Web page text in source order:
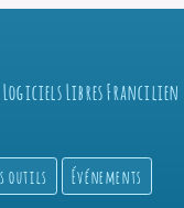
Logiciels Libres Francilien
outils Événements